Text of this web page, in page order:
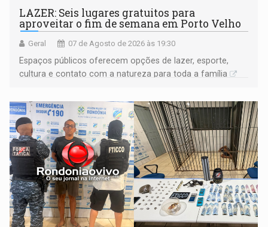
LAZER: Seis lugares gratuitos para
aproveitar o fim de semana em Porto Velho
Geral 07 de Agosto de 2026 às 19:30
Espaços públicos oferecem opções de lazer, esporte,
cultura e contato com a natureza para toda a família